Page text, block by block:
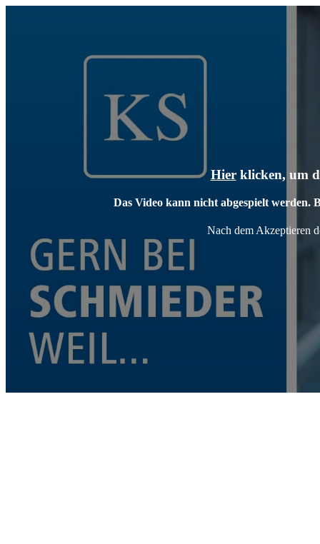
Hierklicken, um
Das Video kann nicht abgespielt werden.
Nach dem Akzeptieren